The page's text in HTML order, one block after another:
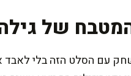
של
עם הסלט הזה בלי לאבד